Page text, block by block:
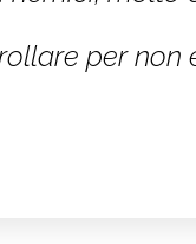
per non